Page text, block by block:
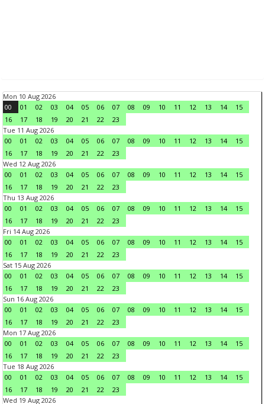
Mon 10 Aug 2026
00
01 02 03 04 05 06 07 08 09 10 11 12 13 14
15
16
17 18 19 20 21 22
23
Tue 11 Aug 2026
00
01 02 03 04 05 06 07 08 09 10 11 12 13 14
15
16
17 18 19 20 21 22
23
Wed 12 Aug 2026
00
01 02 03 04 05 06 07 08 09 10 11 12 13 14
15
16
17 18 19 20 21 22
23
Thu 13 Aug 2026
00
01 02 03 04 05 06 07 08 09 10 11 12 13 14
15
16
17 18 19 20 21 22
23
Fri 14 Aug 2026
00
01 02 03 04 05 06 07 08 09 10 11 12 13 14
15
16
17 18 19 20 21 22
23
Sat 15 Aug 2026
00
01 02 03 04 05 06 07 08 09 10 11 12 13 14
15
16
17 18 19 20 21 22
23
Sun 16 Aug 2026
00
01 02 03 04 05 06 07 08 09 10 11 12 13 14
15
16
17 18 19 20 21 22
23
Mon 17 Aug 2026
00
01 02 03 04 05 06 07 08 09 10 11 12 13 14
15
16
17 18 19 20 21 22
23
Tue 18 Aug 2026
00
01 02 03 04 05 06 07 08 09 10 11 12 13 14
15
16
17 18 19 20 21 22
23
Wed 19 Aug 2026